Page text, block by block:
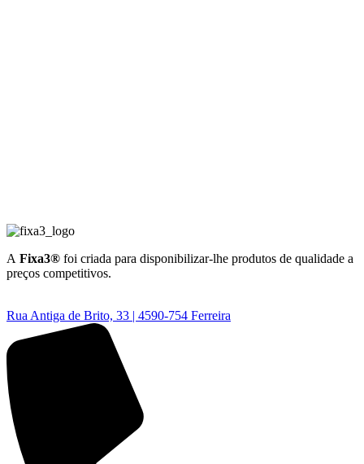
A Fixa3® foi criada para disponibilizar-lhe produtos de qualidade a
preços competitivos.
Rua Antiga de Brito, 33 | 4590-754 Ferreira